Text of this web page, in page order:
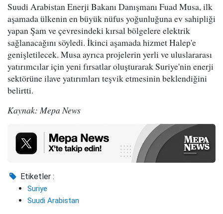
Suudi Arabistan Enerji Bakanı Danışmanı Fuad Musa, ilk
aşamada ülkenin en büyük nüfus yoğunluğuna ev sahipliği
yapan Şam ve çevresindeki kırsal bölgelere elektrik
sağlanacağını söyledi. İkinci aşamada hizmet Halep'e
genişletilecek. Musa ayrıca projelerin yerli ve uluslararası
yatırımcılar için yeni fırsatlar oluşturarak Suriye'nin enerji
sektörüne ilave yatırımları teşvik etmesinin beklendiğini
belirtti.
Kaynak: Mepa News
Etiketler :
Suriye
Suudi Arabistan